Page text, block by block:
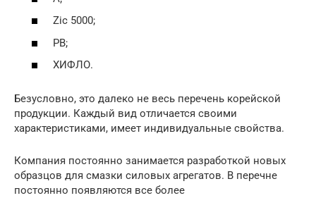
Zic 5000;
РВ;
ХИФЛО.
Безусловно, это далеко не весь перечень корейской
продукции. Каждый вид отличается своими
характеристиками, имеет индивидуальные свойства.
Компания постоянно занимается разработкой новых
образцов для смазки силовых агрегатов. В перечне
постоянно появляются все более